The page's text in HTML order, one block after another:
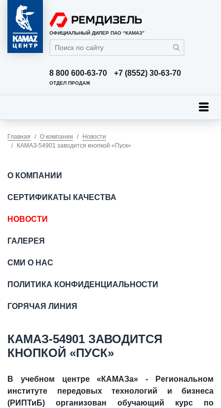
ОФИЦИАЛЬНЫЙ ДИЛЕР ПАО “КАМАЗ”
8 800 600-63-70 +7 (8552) 30-63-70
ОТДЕЛ ПРОДАЖ
Главная О компании
Новости
КАМАЗ-54901 заводится кнопкой «Пуск»
О КОМПАНИИ
СЕРТИФИКАТЫ КАЧЕСТВА
НОВОСТИ
ГАЛЕРЕЯ
СМИ О НАС
ПОЛИТИКА КОНФИДЕНЦИАЛЬНОСТИ
ГОРЯЧАЯ ЛИНИЯ
КАМАЗ-54901 ЗАВОДИТСЯ
КНОПКОЙ «ПУСК»
В учебном центре «КАМАЗа» - Региональном
институте передовых технологий и бизнеса
(РИПТиБ) организован обучающий курс по